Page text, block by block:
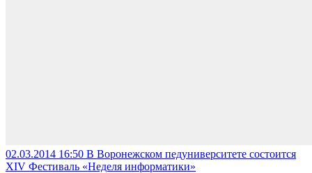
02.03.2014 16:50 В Воронежском педуниверситете состоится
XIV Фестиваль «Неделя информатики»